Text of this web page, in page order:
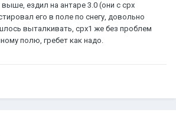
ездил на антаре 3.0 (они с срх
его в поле по снегу, довольно
выталкивать, срх1 же без проблем
полю, гребет как надо.